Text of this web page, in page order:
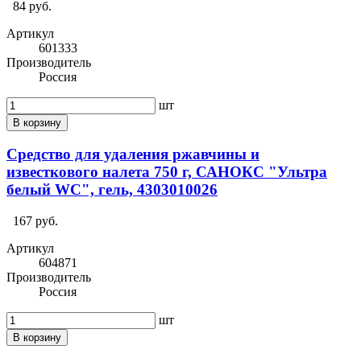
84 руб.
Артикул
601333
Производитель
Россия
шт
В корзину
Средство для удаления ржавчины и
известкового налета 750 г, САНОКС "Ультра
белый WC", гель, 4303010026
167 руб.
Артикул
604871
Производитель
Россия
шт
В корзину